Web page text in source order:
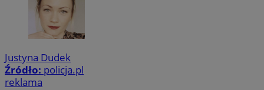
Justyna Dudek
Źródło: policja.pl
reklama